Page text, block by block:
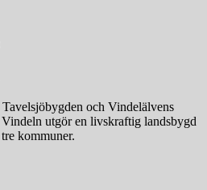
och Vindelälvens
utgör en livskraftig landsbygd
kommuner.